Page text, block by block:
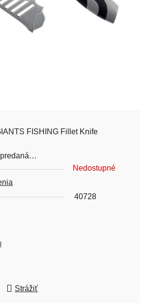
FISHING Fillet Knife
Nedostupné
40728
Strážiť